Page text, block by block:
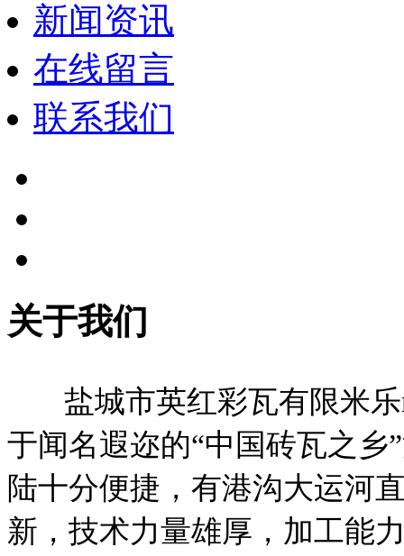
新闻资讯
在线留言
联系我们
关于我们
盐城市英红彩瓦有限米乐
于闻名遐迩的“中国砖瓦之
陆十分便捷，有港沟大运河
新，技术力量雄厚，加工能